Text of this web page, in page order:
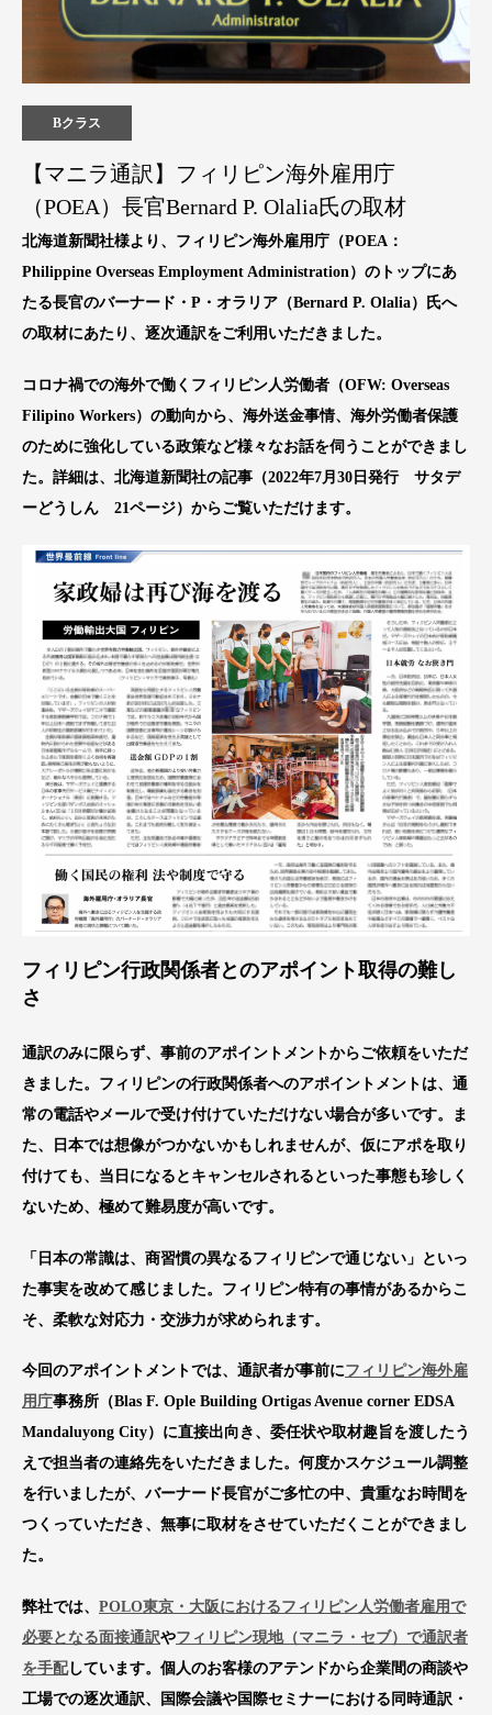
Bクラス
【マニラ通訳】フィリピン海外雇用庁
（POEA）長官Bernard P. Olalia氏の取材
北海道新聞社様より、フィリピン海外雇用庁（POEA：
Philippine Overseas Employment Administration）のトップにあ
たる長官のバーナード・P・オラリア（Bernard P. Olalia）氏へ
の取材にあたり、逐次通訳をご利用いただきました。
コロナ禍での海外で働くフィリピン人労働者（OFW: Overseas
Filipino Workers）の動向から、海外送金事情、海外労働者保護
のために強化している政策など様々なお話を伺うことができまし
た。詳細は、北海道新聞社の記事（2022年7月30日発行 サタデ
ーどうしん 21ページ）からご覧いただけます。
フィリピン行政関係者とのアポイント取得の難し
さ
通訳のみに限らず、事前のアポイントメントからご依頼をいただ
きました。フィリピンの行政関係者へのアポイントメントは、通
常の電話やメールで受け付けていただけない場合が多いです。ま
た、日本では想像がつかないかもしれませんが、仮にアポを取り
付けても、当日になるとキャンセルされるといった事態も珍しく
ないため、極めて難易度が高いです。
「日本の常識は、商習慣の異なるフィリピンで通じない」といっ
た事実を改めて感じました。フィリピン特有の事情があるからこ
そ、柔軟な対応力・交渉力が求められます。
今回のアポイントメントでは、通訳者が事前にフィリピン海外雇
用庁事務所（Blas F. Ople Building Ortigas Avenue corner EDSA
Mandaluyong City）に直接出向き、委任状や取材趣旨を渡したう
えで担当者の連絡先をいただきました。何度かスケジュール調整
を行いましたが、バーナード長官がご多忙の中、貴重なお時間を
つくっていただき、無事に取材をさせていただくことができまし
た。
弊社では、 POLO東京・大阪におけるフィリピン人労働者雇用で
必要となる面接通訳やフィリピン現地（マニラ・セブ）で通訳者
を手配しています。個人のお客様のアテンドから企業間の商談や
工場での逐次通訳、国際会議や国際セミナーにおける同時通訳・